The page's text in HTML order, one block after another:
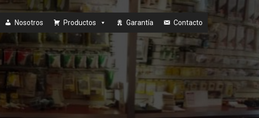
Nosotros Productos Garantía Contacto